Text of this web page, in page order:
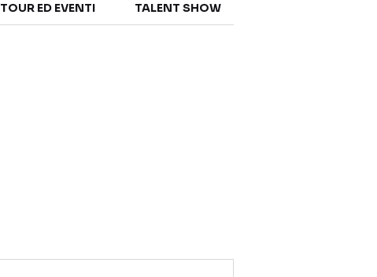
TOUR ED EVENTI TALENT SHOW